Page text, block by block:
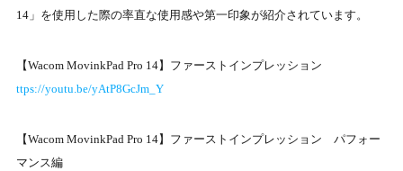
14」を使用した際の率直な使用感や第一印象が紹介されています。
【Wacom MovinkPad Pro 14】ファーストインプレッション
ttps://youtu.be/yAtP8GcJm_Y
【Wacom MovinkPad Pro 14】ファーストインプレッション パフォー
マンス編